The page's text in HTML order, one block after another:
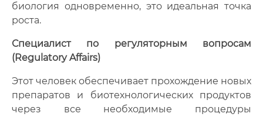
биология одновременно, это идеальная точка
роста.
Специалист по регуляторным вопросам
(Regulatory Affairs)
Этот человек обеспечивает прохождение новых
препаратов и биотехнологических продуктов
через все необходимые процедуры